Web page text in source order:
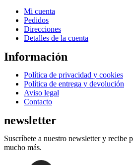
Menú
Mi cuenta
Pedidos
Direcciones
Detalles de la cuenta
Información
Menú
Política de privacidad y cookies
Política de entrega y devolución
Aviso legal
Contacto
newsletter
Suscríbete a nuestro newsletter y recibe
mucho más.